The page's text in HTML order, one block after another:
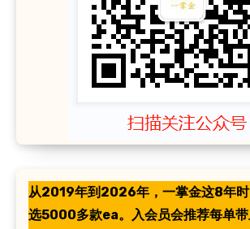
从2019年到2026年，一掌金这8年
选5000多款ea。入会员会推荐每单